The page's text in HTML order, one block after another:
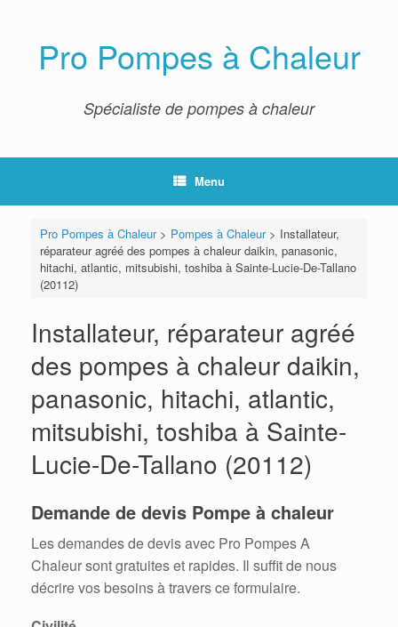
Pro Pompes à Chaleur
Spécialiste de pompes à chaleur
Menu
Pro Pompes à Chaleur> Pompes à Chaleur> Installateur,
réparateur agréé des pompes à chaleur daikin, panasonic,
hitachi, atlantic, mitsubishi, toshiba à Sainte-Lucie-De-Tallano
(20112)
Installateur, réparateur agréé
des pompes à chaleur daikin,
panasonic, hitachi, atlantic,
mitsubishi, toshiba à Sainte-
Lucie-De-Tallano (20112)
Demande de devis Pompe à chaleur
Les demandes de devis avec Pro Pompes A
Chaleur sont gratuites et rapides. Il suffit de nous
décrire vos besoins à travers ce formulaire.